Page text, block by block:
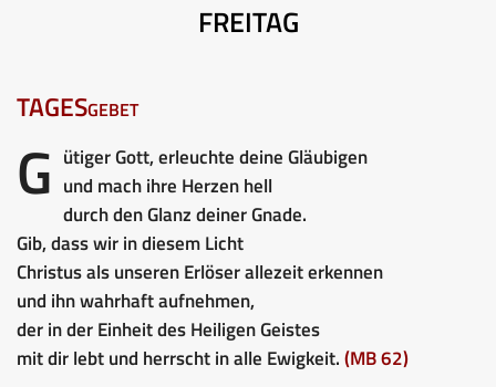
FREITAG
TAGESgebet
G ütiger Gott, erleuchte deine Gläubigen
und mach ihre Herzen hell
durch den Glanz deiner Gnade.
Gib, dass wir in diesem Licht
Christus als unseren Erlöser allezeit erkennen
und ihn wahrhaft aufnehmen,
der in der Einheit des Heiligen Geistes
mit dir lebt und herrscht in alle Ewigkeit.(MB 62)